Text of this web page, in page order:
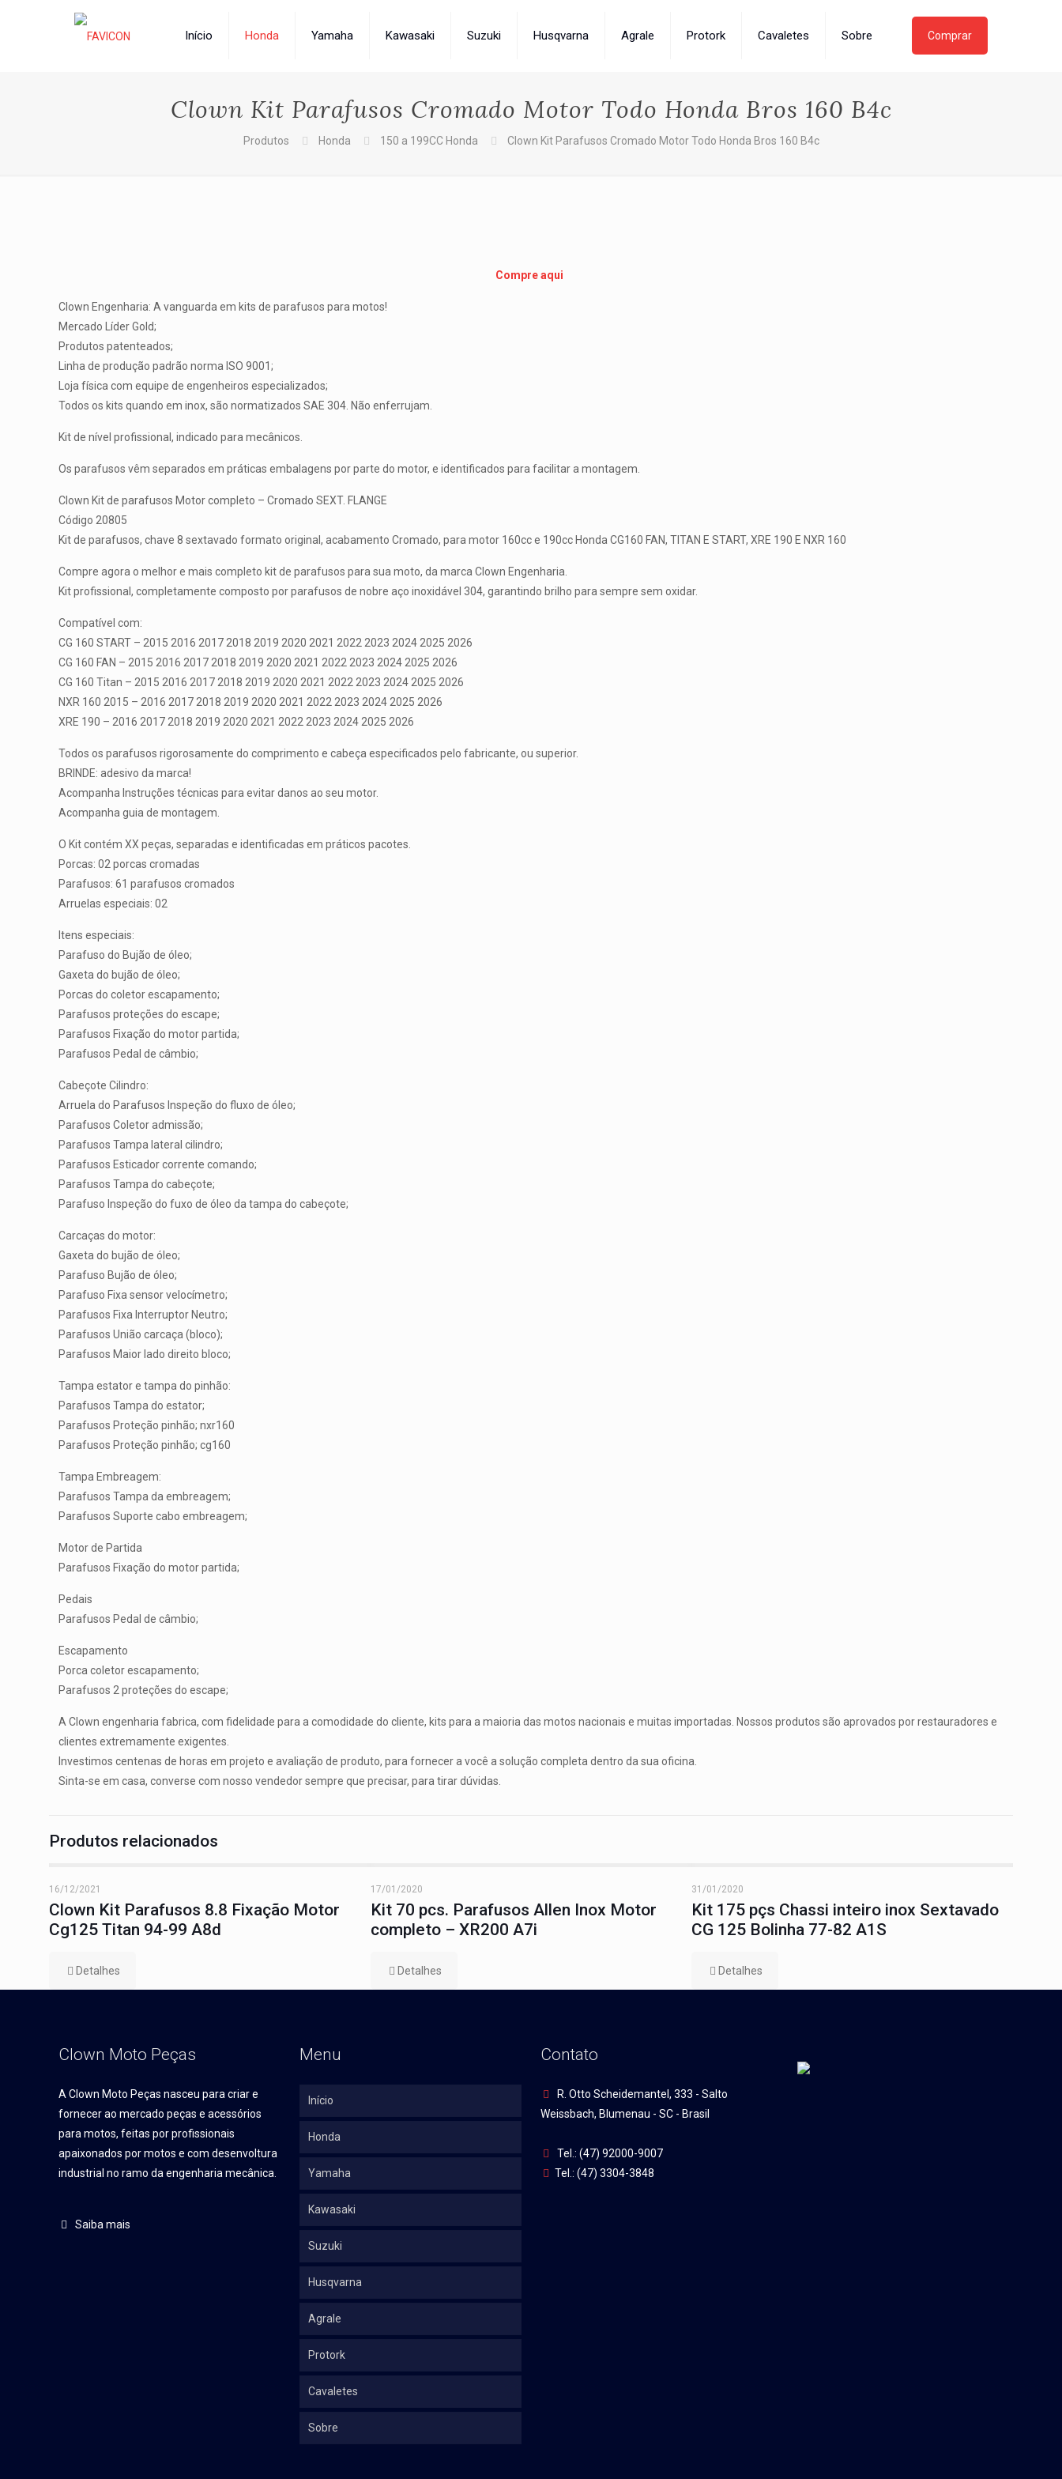
Início Honda Yamaha Kawasaki Suzuki Husqvarna Agrale Protork Cavaletes Sobre Comprar
Clown Kit Parafusos Cromado Motor Todo Honda Bros 160 B4c
Produtos Honda 150 a 199CC Honda Clown Kit Parafusos Cromado Motor Todo Honda Bros 160 B4c
Compre aqui
Clown Engenharia: A vanguarda em kits de parafusos para motos!
Mercado Líder Gold;
Produtos patenteados;
Linha de produção padrão norma ISO 9001;
Loja física com equipe de engenheiros especializados;
Todos os kits quando em inox, são normatizados SAE 304. Não enferrujam.
Kit de nível profissional, indicado para mecânicos.
Os parafusos vêm separados em práticas embalagens por parte do motor, e identificados para facilitar a montagem.
Clown Kit de parafusos Motor completo – Cromado SEXT. FLANGE
Código 20805
Kit de parafusos, chave 8 sextavado formato original, acabamento Cromado, para motor 160cc e 190cc Honda CG160 FAN, TITAN E START, XRE 190 E NXR 160
Compre agora o melhor e mais completo kit de parafusos para sua moto, da marca Clown Engenharia.
Kit profissional, completamente composto por parafusos de nobre aço inoxidável 304, garantindo brilho para sempre sem oxidar.
Compatível com:
CG 160 START – 2015 2016 2017 2018 2019 2020 2021 2022 2023 2024 2025 2026
CG 160 FAN – 2015 2016 2017 2018 2019 2020 2021 2022 2023 2024 2025 2026
CG 160 Titan – 2015 2016 2017 2018 2019 2020 2021 2022 2023 2024 2025 2026
NXR 160 2015 – 2016 2017 2018 2019 2020 2021 2022 2023 2024 2025 2026
XRE 190 – 2016 2017 2018 2019 2020 2021 2022 2023 2024 2025 2026
Todos os parafusos rigorosamente do comprimento e cabeça especificados pelo fabricante, ou superior.
BRINDE: adesivo da marca!
Acompanha Instruções técnicas para evitar danos ao seu motor.
Acompanha guia de montagem.
O Kit contém XX peças, separadas e identificadas em práticos pacotes.
Porcas: 02 porcas cromadas
Parafusos: 61 parafusos cromados
Arruelas especiais: 02
Itens especiais:
Parafuso do Bujão de óleo;
Gaxeta do bujão de óleo;
Porcas do coletor escapamento;
Parafusos proteções do escape;
Parafusos Fixação do motor partida;
Parafusos Pedal de câmbio;
Cabeçote Cilindro:
Arruela do Parafusos Inspeção do fluxo de óleo;
Parafusos Coletor admissão;
Parafusos Tampa lateral cilindro;
Parafusos Esticador corrente comando;
Parafusos Tampa do cabeçote;
Parafuso Inspeção do fuxo de óleo da tampa do cabeçote;
Carcaças do motor:
Gaxeta do bujão de óleo;
Parafuso Bujão de óleo;
Parafuso Fixa sensor velocímetro;
Parafusos Fixa Interruptor Neutro;
Parafusos União carcaça (bloco);
Parafusos Maior lado direito bloco;
Tampa estator e tampa do pinhão:
Parafusos Tampa do estator;
Parafusos Proteção pinhão; nxr160
Parafusos Proteção pinhão; cg160
Tampa Embreagem:
Parafusos Tampa da embreagem;
Parafusos Suporte cabo embreagem;
Motor de Partida
Parafusos Fixação do motor partida;
Pedais
Parafusos Pedal de câmbio;
Escapamento
Porca coletor escapamento;
Parafusos 2 proteções do escape;
A Clown engenharia fabrica, com fidelidade para a comodidade do cliente, kits para a maioria das motos nacionais e muitas importadas. Nossos produtos são aprovados por restauradores e
clientes extremamente exigentes.
Investimos centenas de horas em projeto e avaliação de produto, para fornecer a você a solução completa dentro da sua oficina.
Sinta-se em casa, converse com nosso vendedor sempre que precisar, para tirar dúvidas.
Produtos relacionados
16/12/2021
Clown Kit Parafusos 8.8 Fixação Motor
Cg125 Titan 94-99 A8d
Detalhes
17/01/2020
Kit 70 pcs. Parafusos Allen Inox Motor
completo – XR200 A7i
Detalhes
31/01/2020
Kit 175 pçs Chassi inteiro inox Sextavado
CG 125 Bolinha 77-82 A1S
Detalhes
Clown Moto Peças
A Clown Moto Peças nasceu para criar e
fornecer ao mercado peças e acessórios
para motos, feitas por profissionais
apaixonados por motos e com desenvoltura
industrial no ramo da engenharia mecânica.
Saiba mais
Menu
Início
Honda
Yamaha
Kawasaki
Suzuki
Husqvarna
Agrale
Protork
Cavaletes
Sobre
Contato
R. Otto Scheidemantel, 333 - Salto
Weissbach, Blumenau - SC - Brasil
Tel.: (47) 92000-9007
Tel.: (47) 3304-3848